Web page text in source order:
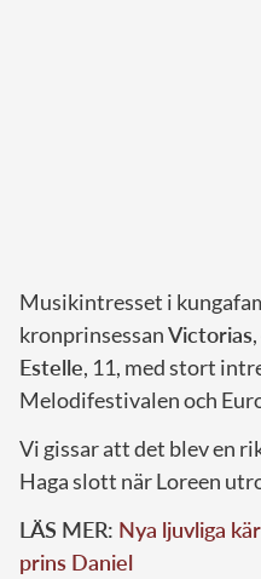
Musikintresset i
kronprinsessanVictorias
Estelle, 11, med stort
Melodifestivalen och
Vi gissar att det blev en
Haga slott när Loreen
LÄS MER: Nya ljuvliga
prins Daniel